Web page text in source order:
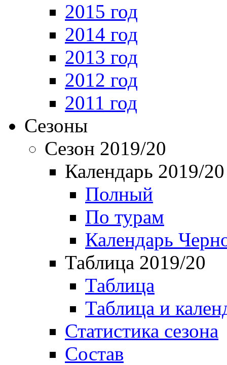
2015 год
2014 год
2013 год
2012 год
2011 год
Сезоны
Сезон 2019/20
Календарь 2019/20
Полный
По турам
Календарь
Таблица 2019/20
Таблица
Таблица и
Статистика сезона
Состав